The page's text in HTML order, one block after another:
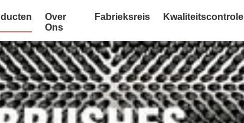
Over
Ons
Fabrieksreis Kwaliteitscontrole